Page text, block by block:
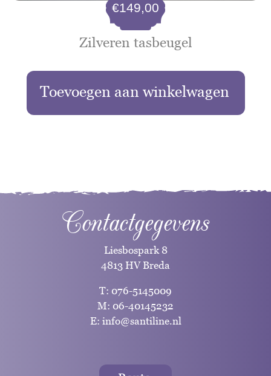
Zilveren tasbeugel
€149,00
Toevoegen aan winkelwagen
Contactgegevens
Liesbospark 8
4813 HV Breda
T: 076-5145009
M: 06-40145232
E: info@santiline.nl